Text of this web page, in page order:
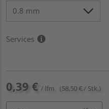
Services
0,39 € / lfm (58,50 € / Stk.)